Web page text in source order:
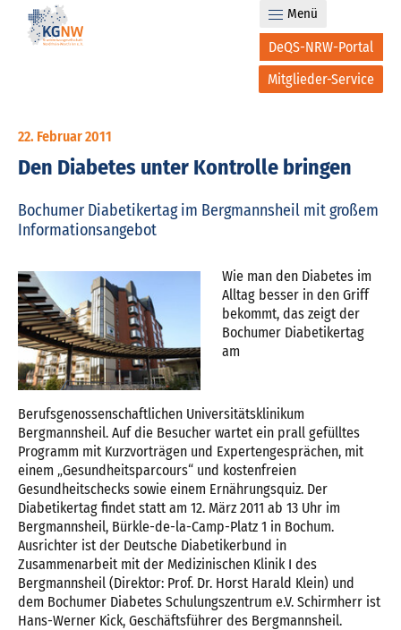
DeQS-NRW-Portal
Mitglieder-Service
Menü
22. Februar 2011
Den Diabetes unter Kontrolle bringen
Bochumer Diabetikertag im Bergmannsheil mit großem
Informationsangebot
Wie man den Diabetes im
Alltag besser in den Griff
bekommt, das zeigt der
Bochumer Diabetikertag
am
Berufsgenossenschaftlichen Universitätsklinikum
Bergmannsheil. Auf die Besucher wartet ein prall gefülltes
Programm mit Kurzvorträgen und Expertengesprächen, mit
einem „Gesundheitsparcours“ und kostenfreien
Gesundheitschecks sowie einem Ernährungsquiz. Der
Diabetikertag findet statt am 12. März 2011 ab 13 Uhr im
Bergmannsheil, Bürkle-de-la-Camp-Platz 1 in Bochum.
Ausrichter ist der Deutsche Diabetikerbund in
Zusammenarbeit mit der Medizinischen Klinik I des
Bergmannsheil (Direktor: Prof. Dr. Horst Harald Klein) und
dem Bochumer Diabetes Schulungszentrum e.V. Schirmherr ist
Hans-Werner Kick, Geschäftsführer des Bergmannsheil.